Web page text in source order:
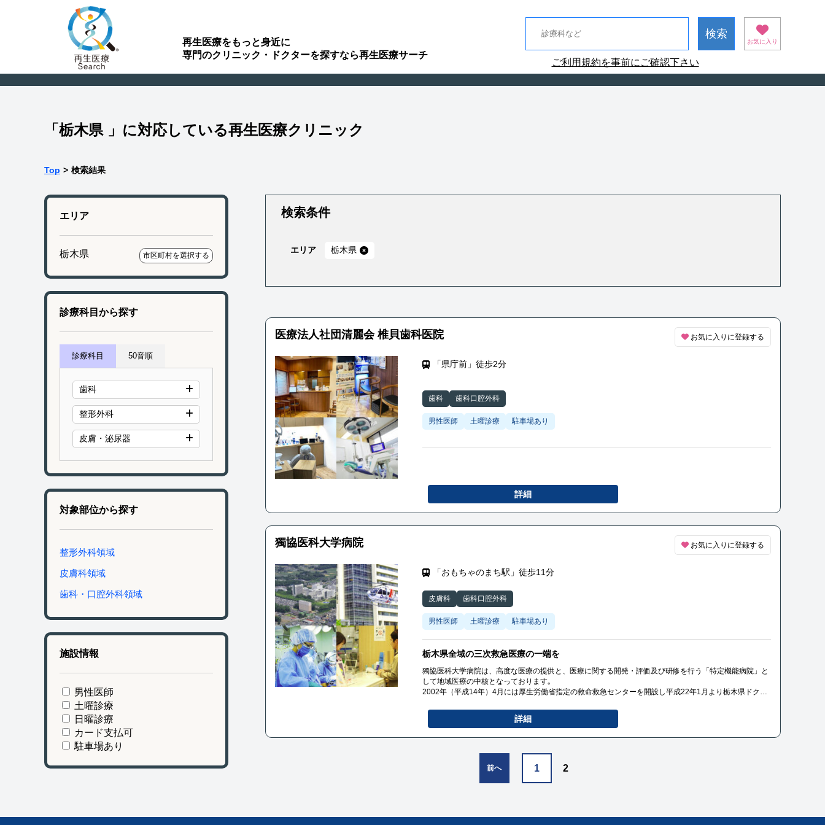
再生医療をもっと身近に
専門のクリニック・ドクターを探すなら再生医療サーチ
お気に入り
ご利用規約を事前にご確認下さい
「栃木県 」に対応している再生医療クリニック
Top > 検索結果
エリア
栃木県 市区町村を選択する
診療科目から探す
診療科目 50音順
歯科
整形外科
皮膚・泌尿器
対象部位から探す
整形外科領域
皮膚科領域
歯科・口腔外科領域
施設情報
男性医師
土曜診療
日曜診療
カード支払可
駐車場あり
検索条件
エリア 栃木県
医療法人社団清麗会 椎貝歯科医院 お気に入りに登録する
「県庁前」徒歩2分
歯科 歯科口腔外科
男性医師 土曜診療 駐車場あり
詳細
獨協医科大学病院 お気に入りに登録する
「おもちゃのまち駅」徒歩11分
皮膚科 歯科口腔外科
男性医師 土曜診療 駐車場あり
栃木県全域の三次救急医療の一端を
獨協医科大学病院は、高度な医療の提供と、医療に関する開発・評価及び研修を行う「特定機能病院」と
して地域医療の中核となっております｡
2002年（平成14年）4月には厚生労働省指定の救命救急センターを開設し平成22年1月より栃木県ドクタ
我々職員一同は、患者さんに満足していただける良質な医療サービスを提供するために一丸となって努力
詳細
前へ 1 2